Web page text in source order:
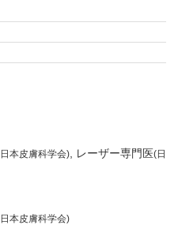
本皮膚科学会) レーザー専門医(日
本皮膚科学会)